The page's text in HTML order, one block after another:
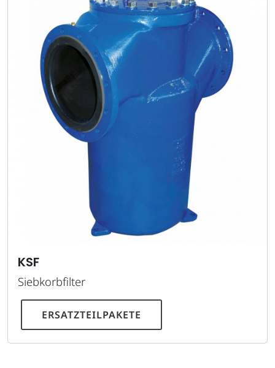
KSF
Siebkorbfilter
ERSATZTEILPAKETE